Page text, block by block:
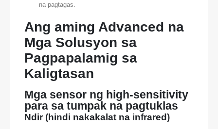
na pagtagas.
Ang aming Advanced na
Mga Solusyon sa
Pagpapalamig sa
Kaligtasan
Mga sensor ng high-sensitivity
para sa tumpak na pagtuklas
Ndir (hindi nakakalat na infrared)